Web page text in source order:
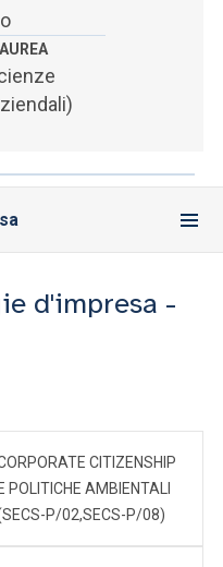
d'impresa -
CITIZENSHIP
E POLITICHE AMBIENTALI
P/02,SECS-P/08)